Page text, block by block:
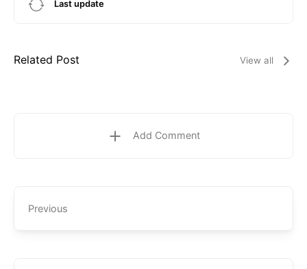
Last update
Related Post View all
Add Comment
Previous